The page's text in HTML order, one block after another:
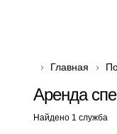
Главная
Аренда
Найдено 1 служба